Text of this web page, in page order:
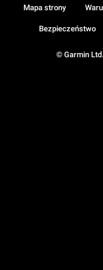
© Garmin
Mapa strony
Bezpieczeństwo